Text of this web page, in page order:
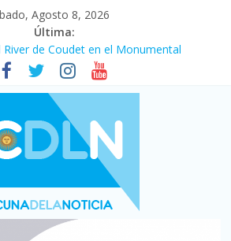
Agosto 8, 2026
Última:
de Coudet en el Monumental
su nivel más alto en dos décadas y ya
en Santa Fe
cerraron 41.000 kioscos: el sector
2001
con más movimiento y consumo
personas viajaron por el país, un 5,9%
de autos usados en julio: bajó un 12,6%